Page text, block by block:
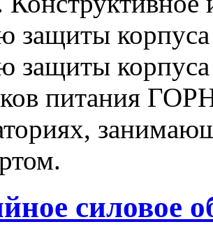
защиты
защиты
питания
силовое